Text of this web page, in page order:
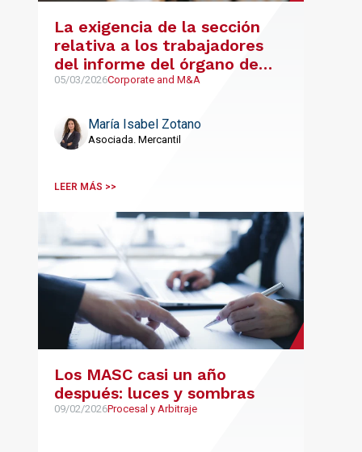
La exigencia de la sección
relativa a los trabajadores
del informe del órgano de
administración en el
modificación estructural
05/03/2026Corporate and M&A
María Isabel Zotano
Asociada. Mercantil
LEER MÁS >>
Los MASC casi un año
después: luces y sombras
09/02/2026Procesal y Arbitraje